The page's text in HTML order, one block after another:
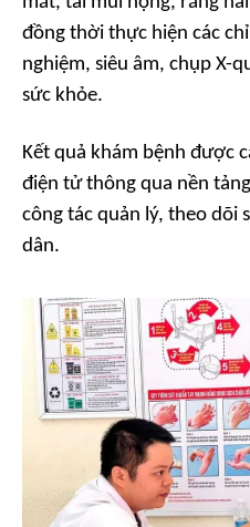
đồng thời thực hiện các
nghiệm, siêu âm, chụp X-
sức khỏe.
Kết quả khám bệnh được
điện tử thông qua nền
công tác quản lý, theo dõi
dân.